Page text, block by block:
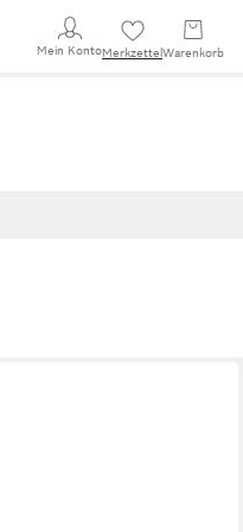
Mein KontoMerkzettel Warenkorb